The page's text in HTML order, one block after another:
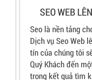
SEO WEB
Seo là nền tảng
Dịch vụ Seo Web
tín của chúng tôi
Quý Khách đến
trong kết quả tìm